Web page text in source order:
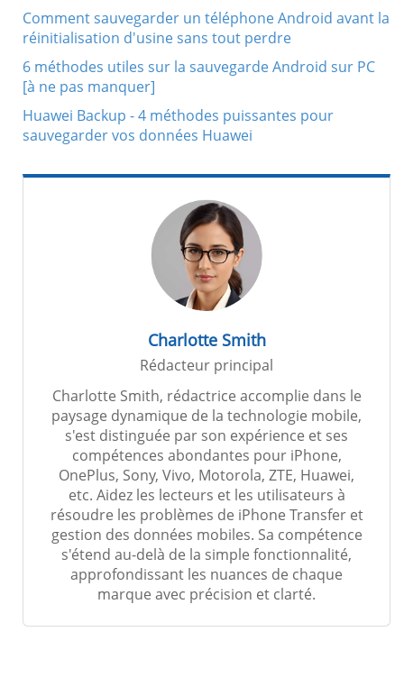
Comment sauvegarder un téléphone Android avant la
réinitialisation d'usine sans tout perdre
6 méthodes utiles sur la sauvegarde Android sur PC
[à ne pas manquer]
Huawei Backup - 4 méthodes puissantes pour
sauvegarder vos données Huawei
Charlotte Smith
Rédacteur principal
Charlotte Smith, rédactrice accomplie dans le
paysage dynamique de la technologie mobile,
s'est distinguée par son expérience et ses
compétences abondantes pour iPhone,
OnePlus, Sony, Vivo, Motorola, ZTE, Huawei,
etc. Aidez les lecteurs et les utilisateurs à
résoudre les problèmes de iPhone Transfer et
gestion des données mobiles. Sa compétence
s'étend au-delà de la simple fonctionnalité,
approfondissant les nuances de chaque
marque avec précision et clarté.